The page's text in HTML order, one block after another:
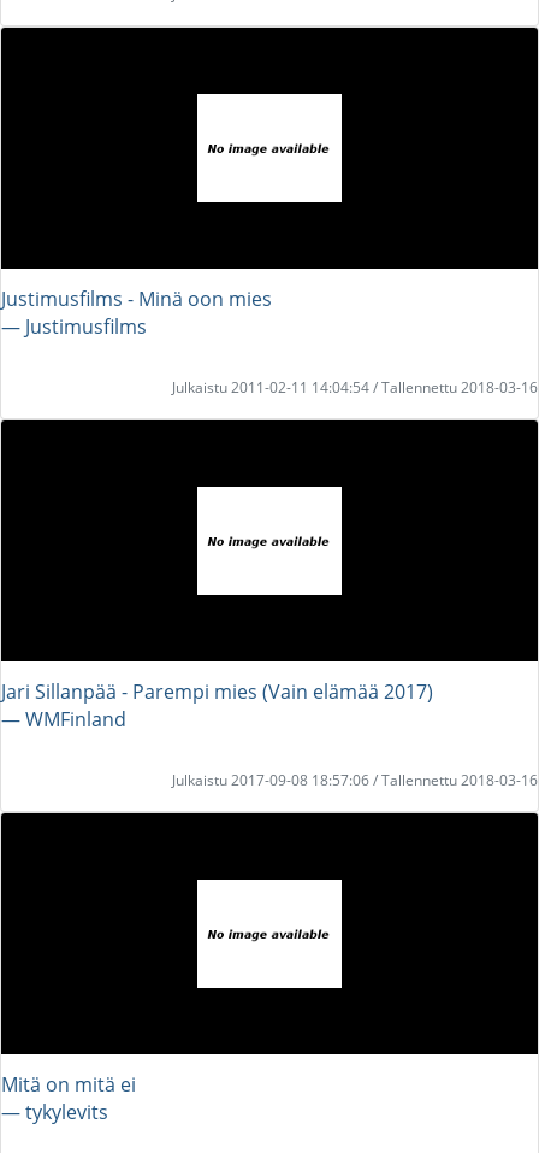
Justimusfilms - Minä oon mies
― Justimusfilms
Julkaistu 2011-02-11 14:04:54 / Tallennettu 2018-03-16
Jari Sillanpää - Parempi mies (Vain elämää 2017)
― WMFinland
Julkaistu 2017-09-08 18:57:06 / Tallennettu 2018-03-16
Mitä on mitä ei
― tykylevits